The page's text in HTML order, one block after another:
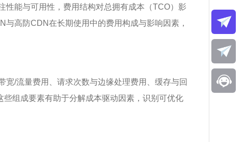
性能与可用性，费用结构对总拥有成本（TCO）影
高防CDN在长期使用中的费用构成与影响因素，
/流量费用、请求次数与边缘处理费用、缓存与回
组成要素有助于分解成本驱动因素，识别可优化